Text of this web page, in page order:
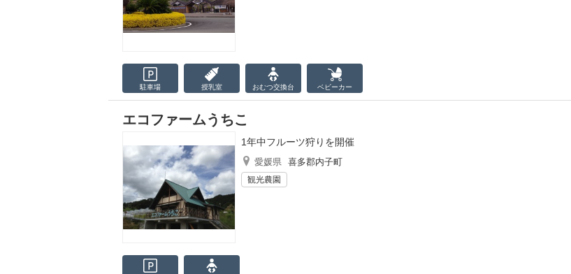
駐車場 授乳室 おむつ交換台 ベビーカー
エコファームうちこ
1年中フルーツ狩りを開催
愛媛県 喜多郡内子町
観光農園